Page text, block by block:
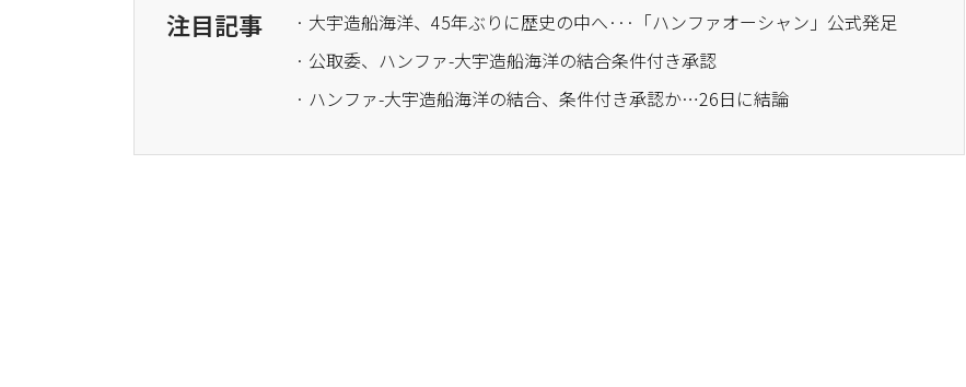
注目記事
· 大宇造船海洋、45年ぶりに歴史の中へ···「ハンファオーシャン」公式発足
· 公取委、ハンファ-大宇造船海洋の結合条件付き承認
· ハンファ-大宇造船海洋の結合、条件付き承認か…26日に結論